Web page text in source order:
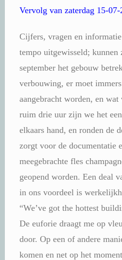
Vervolg van zaterdag 15-07-
Cijfers, vragen en
tempo uitgewisseld; kunnen
september het gebouw
verbouwing, er moet
aangebracht worden, en
ruim drie uur zijn we het
elkaars hand, en ronden de
zorgt voor de documentatie
meegebrachte fles
geopend worden. Een deal
in ons voordeel is
“We’ve got the hottest
De euforie draagt me op
door. Op een of andere
komen en net op het